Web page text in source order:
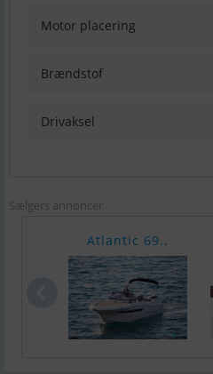
Motor placering
Brændstof
Drivaksel
Sælgers annoncer
Atlantic 69..